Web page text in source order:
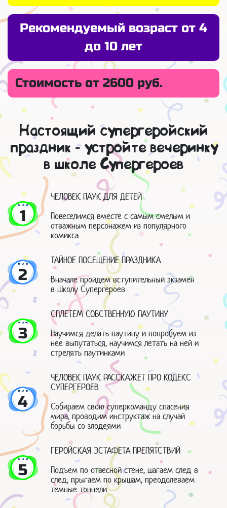
Рекомендуемый возраст от 4
до 10 лет
Стоимость от 2600 руб.
Настоящий супергеройский
праздник - устройте вечеринку
в школе Супергероев
1
ЧЕЛОВЕК ПАУК ДЛЯ ДЕТЕЙ
Повеселимся вместе с самым смелым и
отважным персонажем из популярного
комикса
2
ТАЙНОЕ ПОСЕЩЕНИЕ ПРАЗДНИКА
Вначале пройдем вступительный экзамен
в Школу Супергероев
3
СПЛЕТЕМ СОБСТВЕННУЮ ПАУТИНУ
Научимся делать паутину и попробуем из
нее выпутаться, научимся летать на ней и
стрелять паутинками
4
ЧЕЛОВЕК ПАУК РАССКАЖЕТ ПРО КОДЕКС
СУПЕРГЕРОЕВ
Собираем свою суперкоманду спасения
мира, проводим инструктаж на случай
борьбы со злодеями
5
ГЕРОЙСКАЯ ЭСТАФЕТА ПРЕПЯТСТВИЙ
Подъем по отвесной стене, шагаем след в
след, прыгаем по крышам, преодолеваем
темные тоннели